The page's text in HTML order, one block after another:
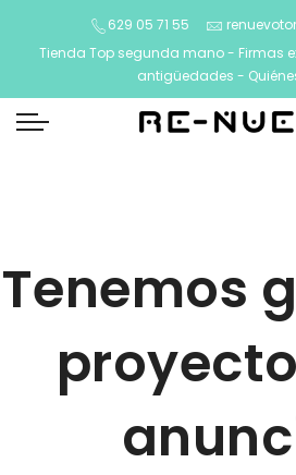
629 05 71 55
Tienda Top segunda mano - Firmas
antigüedades -
Tenemos